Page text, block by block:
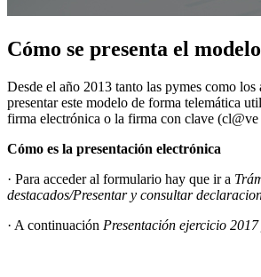
Cómo se presenta el
Desde el año 2013 tanto las pymes como los
presentar este modelo de forma telemática
firma electrónica o la firma con clave
Cómo es la presentación electrónica
· Para acceder al formulario hay que ir a
destacados/Presentar y consultar
· A continuación Presentación ejercicio